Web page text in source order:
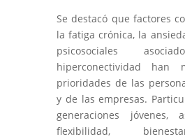
Se destacó que factores
la fatiga crónica, la
psicosociales
hiperconectividad han
prioridades de las
y de las empresas.
generaciones jóvenes,
flexibilidad,